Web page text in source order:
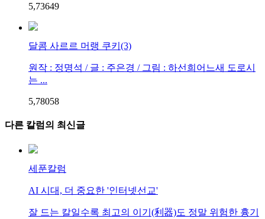
5,73649
달콤 사르르 머랭 쿠키(3)
원작 : 정명석 / 글 : 주은경 / 그림 : 하선희어느새 도로시
는 ...
5,78058
다른 칼럼의 최신글
세푼칼럼
AI 시대, 더 중요한 '인터넷선교'
잘 드는 칼일수록 최고의 이기(利器)도 정말 위험한 흉기